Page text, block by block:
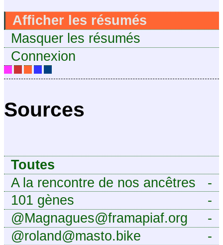
Afficher les résumés
Masquer les résumés
Connexion
Sources
Toutes
-
A la rencontre de nos ancêtres
-
101 gènes
-
@Magnagues@framapiaf.org
-
@roland@masto.bike